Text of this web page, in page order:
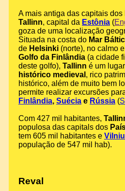
A mais antiga das capitais dos
Tallinn, capital da Estônia (
goza de uma localização
Situada na costa do Mar
de Helsinki (norte), no calmo
Golfo da Finlândia (a cidade
deste golfo), Tallinn é um
histórico medieval , rico
histórico, além de muito bem
permite realizar excursões
Finlândia, Suécia e Rússia (
Com 427 mil habitantes,
populosa das capitals dos
tem 605 mil habitantes e
população de 547 mil hab).
Reval